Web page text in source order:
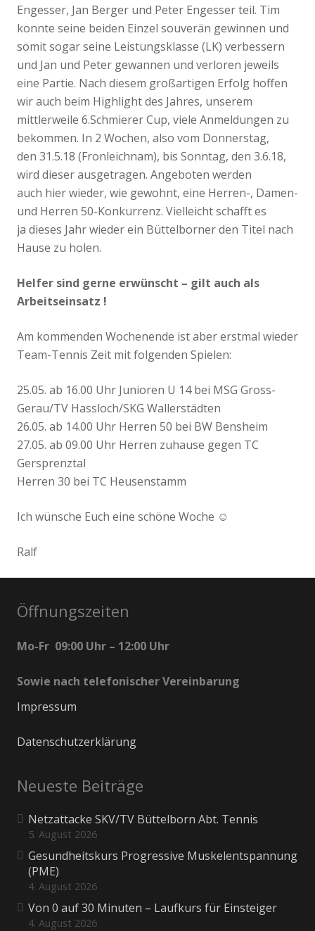
Engesser, Jan Berger und Peter Engesser teil. Tim
konnte seine beiden Einzel souverän gewinnen und
somit sogar seine Leistungsklasse (LK) verbessern
und Jan und Peter gewannen und verloren jeweils
eine Partie. Nach diesem großartigen Erfolg hoffen
wir auch beim Highlight des Jahres, unserem
mittlerweile 6.Schmierer Cup, viele Anmeldungen zu
bekommen. In 2 Wochen, also vom Donnerstag,
den 31.5.18 (Fronleichnam), bis Sonntag, den 3.6.18,
wird dieser ausgetragen. Angeboten werden
auch hier wieder, wie gewohnt, eine Herren-, Damen-
und Herren 50-Konkurrenz. Vielleicht schafft es
ja dieses Jahr wieder ein Büttelborner den Titel nach
Hause zu holen.
Helfer sind gerne erwünscht – gilt auch als
Arbeitseinsatz !
Am kommenden Wochenende ist aber erstmal wieder
Team-Tennis Zeit mit folgenden Spielen:
25.05. ab 16.00 Uhr Junioren U 14 bei MSG Gross-
Gerau/TV Hassloch/SKG Wallerstädten
26.05. ab 14.00 Uhr Herren 50 bei BW Bensheim
27.05. ab 09.00 Uhr Herren zuhause gegen TC
Gersprenztal
Herren 30 bei TC Heusenstamm
Ich wünsche Euch eine schöne Woche ☺
Ralf
Öffnungszeiten
Mo-Fr 09:00 Uhr – 12:00 Uhr
Sowie nach telefonischer Vereinbarung
Impressum
Datenschutzerklärung
Neueste Beiträge
Netzattacke SKV/TV Büttelborn Abt. Tennis
5. August 2026
Gesundheitskurs Progressive Muskelentspannung
(PME)
4. August 2026
Von 0 auf 30 Minuten – Laufkurs für Einsteiger
4. August 2026